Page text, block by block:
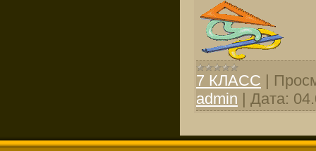
7 КЛАСС |
admin | Дата: